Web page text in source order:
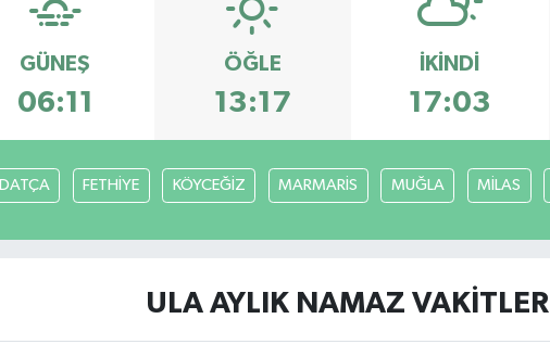
GÜNEŞ
06:11
ÖĞLE
13:17
İKINDI
17:03
DATÇA FETHİYE KÖYCEĞİZ MARMARİS MUĞLA MİLAS
ULA AYLIK NAMAZ VAKITLERI